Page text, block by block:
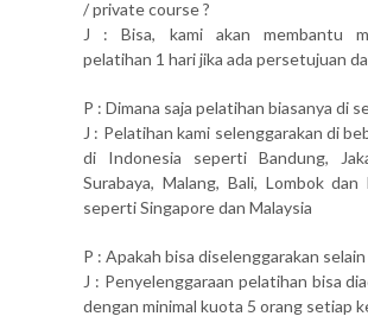
/ private course ?
J : Bisa, kami akan membantu
pelatihan 1 hari jika ada persetujuan
P : Dimana saja pelatihan biasanya di
J : Pelatihan kami selenggarakan di
di Indonesia seperti Bandung,
Surabaya, Malang, Bali, Lombok dan
seperti Singapore dan Malaysia
P : Apakah bisa diselenggarakan
J : Penyelenggaraan pelatihan bisa
dengan minimal kuota 5 orang setiap